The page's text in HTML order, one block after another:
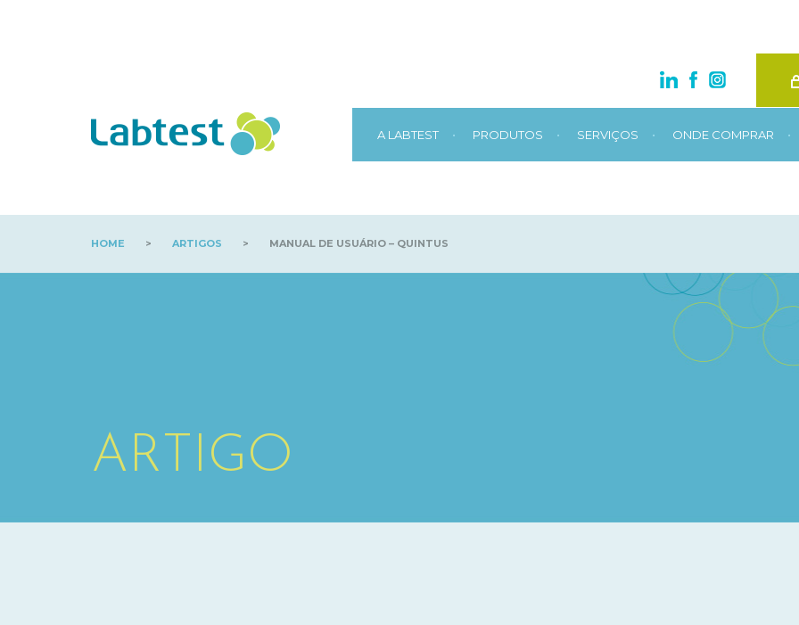
A LABTEST • PRODUTOS • SERVIÇOS • ONDE COMPRAR •
HOME > ARTIGOS > MANUAL DE USUÁRIO – QUINTUS
ARTIGO